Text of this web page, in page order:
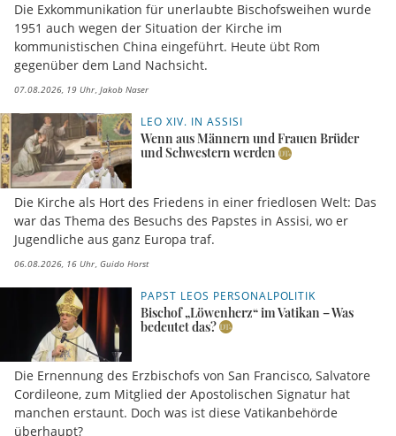
Die Exkommunikation für unerlaubte Bischofsweihen wurde
1951 auch wegen der Situation der Kirche im
kommunistischen China eingeführt. Heute übt Rom
gegenüber dem Land Nachsicht.
07.08.2026, 19 Uhr Jakob Naser
LEO XIV. IN ASSISI
Wenn aus Männern und Frauen Brüder
und Schwestern werden
Die Kirche als Hort des Friedens in einer friedlosen Welt: Das
war das Thema des Besuchs des Papstes in Assisi, wo er
Jugendliche aus ganz Europa traf.
06.08.2026, 16 Uhr Guido Horst
PAPST LEOS PERSONALPOLITIK
Bischof „Löwenherz“ im Vatikan – Was
bedeutet das?
Die Ernennung des Erzbischofs von San Francisco, Salvatore
Cordileone, zum Mitglied der Apostolischen Signatur hat
manchen erstaunt. Doch was ist diese Vatikanbehörde
überhaupt?